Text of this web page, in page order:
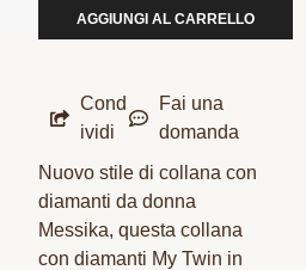
AGGIUNGI AL CARRELLO
Cond
ividi
Fai una
domanda
Nuovo stile di collana con
diamanti da donna
Messika, questa collana
con diamanti My Twin in